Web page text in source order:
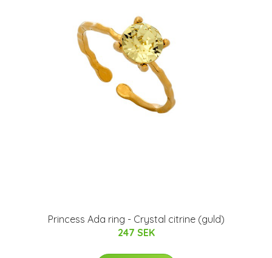
Princess Ada ring - Crystal citrine (guld)
247 SEK